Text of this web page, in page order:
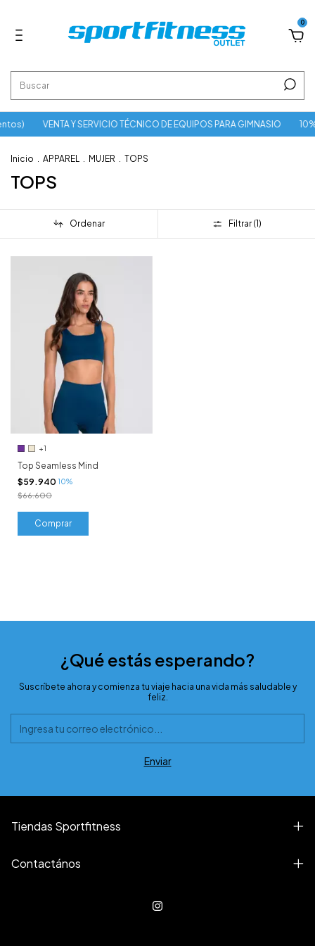
0
VENTA Y SERVICIO TÉCNICO DE EQUIPOS PARA GIMNASIO
Inicio APPAREL MUJER TOPS
TOPS
Ordenar Filtrar (1)
+1
Top Seamless Mind
$59.940 10%
$66.600
Comprar
¿Qué estás esperando?
Suscríbete ahora y comienza tu viaje hacia una vida más saludable y
feliz.
Tiendas Sportfitness
Contactános